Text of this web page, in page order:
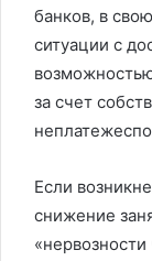
банков, в
ситуации с
за счет
Если
снижение